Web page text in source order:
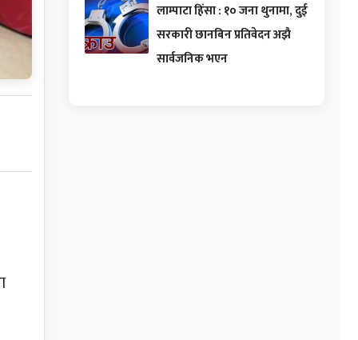
लाम्पाटा हिंसा : १० जना थुनामा, दुई
सरकारी छानबिन प्रतिवेदन अझै
सार्वजनिक भएन